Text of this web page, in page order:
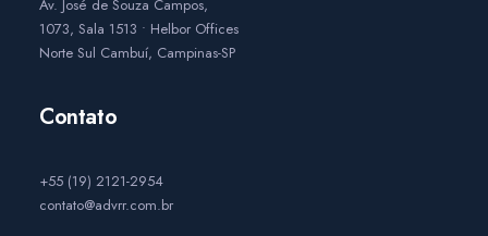
Av. José de Souza Campos,
1073, Sala 1513 • Helbor Offices
Norte Sul Cambuí, Campinas-SP
Contato
+55 (19) 2121-2954
contato@advrr.com.br